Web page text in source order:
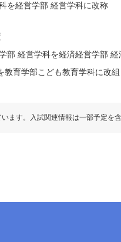
を経営学部 経営学科に改称
部 経営学科を経済経営学部 経
教育学部こども教育学科に改組
ます。入試関連情報は一部予定を